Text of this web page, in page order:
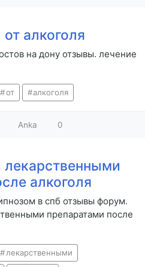
алкоголя
на дону отзывы. лечение
от алкоголя
Anka 0
лекарственными
алкоголя
в спб отзывы форум.
препаратами после
лекарственными